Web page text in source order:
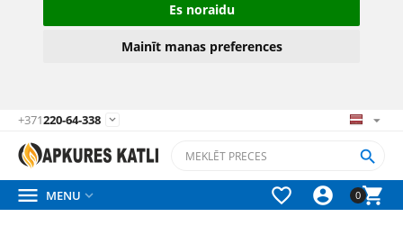
Es noraidu
Mainīt manas preferences
+371220-64-338 
0



 MENU 